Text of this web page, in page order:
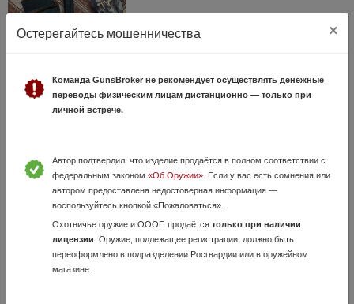
Сайга 20с
23 Мая, в 13:06
Возможен обмен на Электронику, сухпайки и тд Звоните пожалуйста,
на сайте не бываю
Остерегайтесь мошенничества ×
Команда GunsBroker не рекомендует осуществлять денежные
переводы физическим лицам дистанционно — только при
личной встрече.
Автор подтвердил, что изделие продаётся в полном соответствии с
федеральным законом «Об Оружии». Если у вас есть сомнения или
автором предоставлена недостоверная информация —
воспользуйтесь кнопкой «Пожаловаться».
Охотничье оружие и ОООП продаётся только при наличии
лицензии . Оружие, подлежащее регистрации, должно быть
переоформлено в подразделении Росгвардии или в оружейном
магазине.